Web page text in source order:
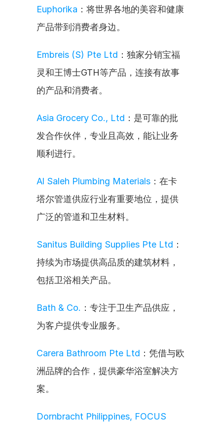
Euphorika ：将世界各地的美容和健康
产品带到消费者身边。
Embreis (S) Pte Ltd ：独家分销宝福
灵和王博士GTH等产品，连接有故事
的产品和消费者。
Asia Grocery Co., Ltd ：是可靠的批
发合作伙伴，专业且高效，能让业务
顺利进行。
Al Saleh Plumbing Materials ：在卡
塔尔管道供应行业有重要地位，提供
广泛的管道和卫生材料。
Sanitus Building Supplies Pte Ltd ：
持续为市场提供高品质的建筑材料，
包括卫浴相关产品。
Bath & Co. ：专注于卫生产品供应，
为客户提供专业服务。
Carera Bathroom Pte Ltd ：凭借与欧
洲品牌的合作，提供豪华浴室解决方
案。
Dornbracht Philippines, FOCUS